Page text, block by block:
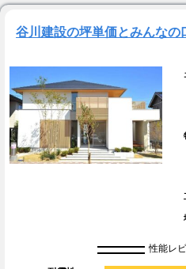
谷川建設の坪単価とみんなの
性能レ